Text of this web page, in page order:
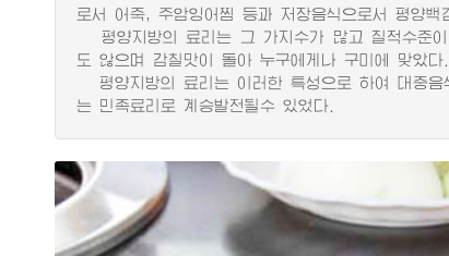
로서 어죽, 주암잉어찜 등과 저장음식으로서 평양
평양지방의 료리는 그 가지수가 많고 질적수준이
도 않으며 감칠맛이 돌아 누구에게나 구미에 맞았다.
평양지방의 료리는 이러한 특성으로 하여 대중음
는 민족료리로 계승발전될수 있었다.